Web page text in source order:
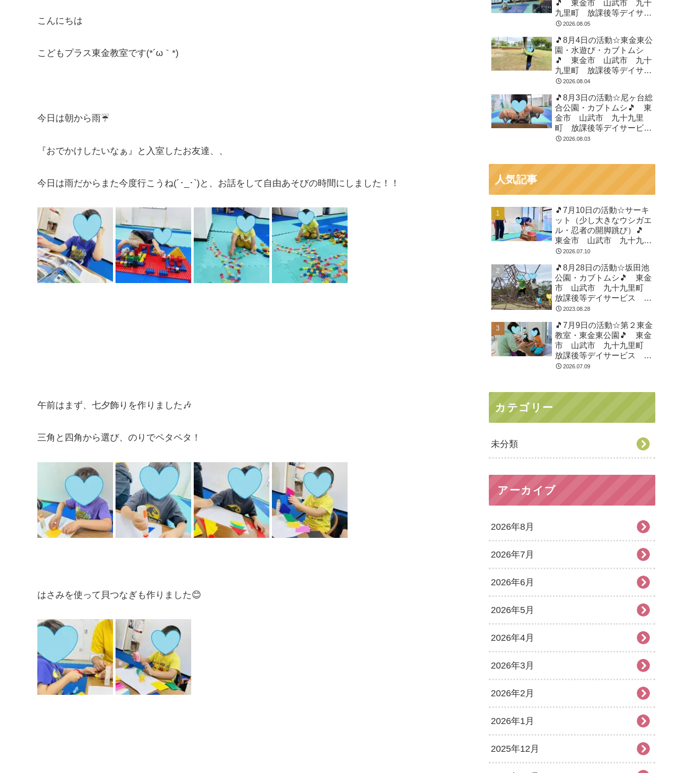
こんにちは
こどもプラス東金教室です(*´ω｀*)
今日は朝から雨☔
『おでかけしたいなぁ』と入室したお友達、、
今日は雨だからまた今度行こうね(´･_･`)と、お話をして自由あそびの時間にしました！！
午前はまず、七夕飾りを作りました🎶
三角と四角から選び、のりでペタペタ！
はさみを使って貝つなぎも作りました😊
🎵 東金市 山武市 九十
九里町 放課後等デイサー
ビス 児童発達支援 運動
2026.08.05
🎵8月4日の活動☆東金東公
園・水遊び・カブトムシ
🎵 東金市 山武市 九十
九里町 放課後等デイサー
ビス 児童発達支援 運動
2026.08.04
🎵8月3日の活動☆尼ヶ台総
合公園・カブトムシ🎵 東
金市 山武市 九十九里
町 放課後等デイサービ
ス 児童発達支援 運動療
2026.08.03
人気記事
🎵7月10日の活動☆サーキ
ット（少し大きなウシガエ
ル・忍者の開脚跳び）🎵
東金市 山武市 九十九里
町 放課後等デイサービ
育 教室見学
2026.07.10
🎵8月28日の活動☆坂田池
公園・カブトムシ🎵 東金
市 山武市 九十九里町
放課後等デイサービス 児
童発達支援 運動療育 教
2023.08.28
🎵7月9日の活動☆第２東金
教室・東金東公園🎵 東金
市 山武市 九十九里町
放課後等デイサービス 児
童発達支援 運動療育 教
2026.07.09
カテゴリー
未分類
アーカイブ
2026年8月
2026年7月
2026年6月
2026年5月
2026年4月
2026年3月
2026年2月
2026年1月
2025年12月